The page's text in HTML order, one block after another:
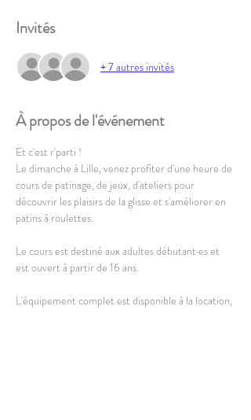
Invités
+ 7 autres invités
À propos de l'événement
Et c'est r'parti !
Le dimanche à Lille, venez profiter d'une heure de
cours de patinage, de jeux, d'ateliers pour
découvrir les plaisirs de la glisse et s'améliorer en
patins à roulettes.
Le cours est destiné aux adultes débutant·es et
est ouvert à partir de 16 ans.
L'équipement complet est disponible à la location,